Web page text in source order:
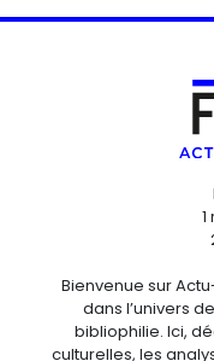
Bienvenue sur
dans l’univers
bibliophilie. Ici,
culturelles, les